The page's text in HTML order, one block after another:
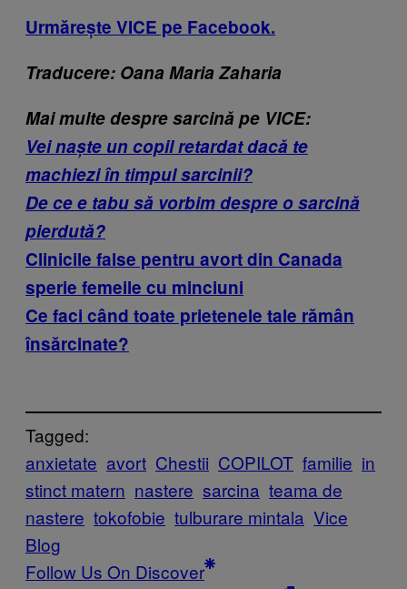
Urmărește VICE pe Facebook.
Traducere: Oana Maria Zaharia
Mai multe despre sarcină pe VICE:
Vei naște un copil retardat dacă te
machiezi în timpul sarcinii?
De ce e tabu să vorbim despre o sarcină
pierdută?
Clinicile false pentru avort din Canada
sperie femeile cu minciuni
Ce faci când toate prietenele tale rămân
însărcinate?
Tagged:
anxietate avort Chestii COPILOT familie in
stinct matern nastere sarcina teama de
nastere tokofobie tulburare mintala Vice
Blog
Follow Us On Discover